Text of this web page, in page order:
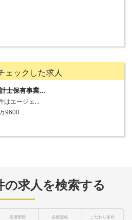
ェックした求人
士保有事業...
はエージェ...
9600...
の求人を検索する
雇用形態 必要資格 こだわり条件